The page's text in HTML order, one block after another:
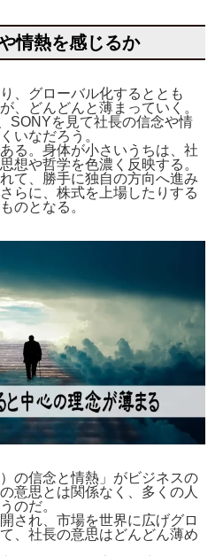
情熱を感じるか
、グローバル化するととも
、どんどんと薄まっていく。
SONYを見て社長の信念や情
いなだろう。
る。身体が小さいうちは、社
想や哲学を色濃く反映する。
て、勝手に独自の方向へ進み
らに、株式を上場したりする
のとなる。
の信念と情熱」がビジネスの
意思とは関係なく、多くの人
のだ。
され、市場を世界に広げグロ
、社長の意思はどんどん薄め